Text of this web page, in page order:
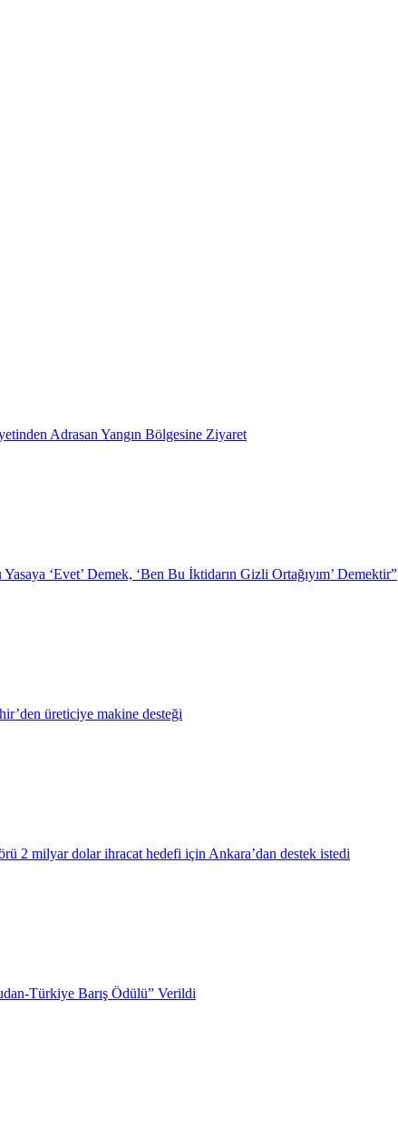
Adrasan Yangın Bölgesine Ziyaret
‘Evet’ Demek, ‘Ben Bu İktidarın Gizli Ortağıyım’ Demektir”
üreticiye makine desteği
2 milyar dolar ihracat hedefi için Ankara’dan destek istedi
Türkiye Barış Ödülü” Verildi